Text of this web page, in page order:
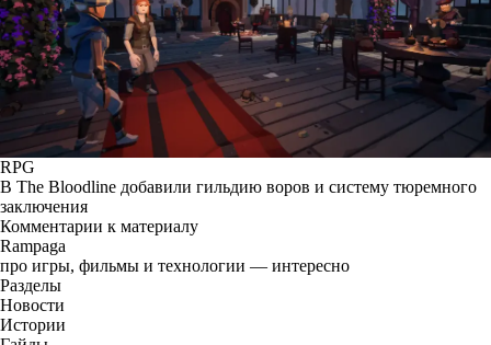
RPG
В The Bloodline добавили гильдию воров и систему тюремного
заключения
Комментарии к материалу
Rampaga
про игры, фильмы и технологии — интересно
Разделы
Новости
Истории